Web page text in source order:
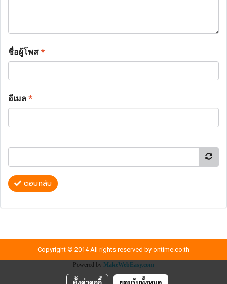
ชื่อผู้โพส*
อีเมล*
ตอบกลับ
Copyright © 2014 All rights reserved by ontime.co.th
Powered by MakeWebEasy.com